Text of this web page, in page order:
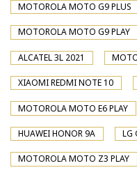
MOTOROLA MOTO G9 PLUS
MOTOROLA MOTO G9 PLAY
ALCATEL 3L 2021
XIAOMI REDMI NOTE 10
MOTOROLA MOTO E6 PLAY
HUAWEI HONOR 9A LG
MOTOROLA MOTO Z3 PLAY